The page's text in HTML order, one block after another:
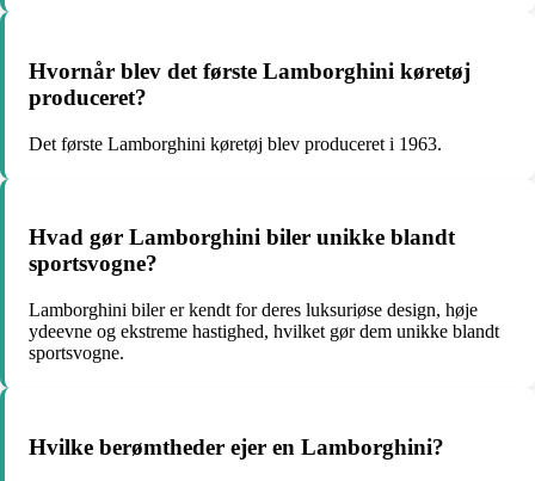
Hvornår blev det første Lamborghini køretøj
produceret?
Det første Lamborghini køretøj blev produceret i 1963.
Hvad gør Lamborghini biler unikke blandt
sportsvogne?
Lamborghini biler er kendt for deres luksuriøse design, høje
ydeevne og ekstreme hastighed, hvilket gør dem unikke blandt
sportsvogne.
Hvilke berømtheder ejer en Lamborghini?